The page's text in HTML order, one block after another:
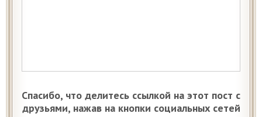
Спасибо, что делитесь ссылкой на этот пост с
друзьями, нажав на кнопки социальных сетей